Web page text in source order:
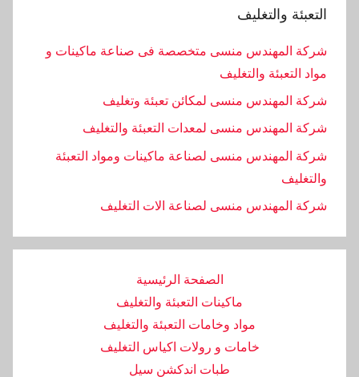
التعبئة والتغليف
شركة المهندس منسى متخصصة فى صناعة ماكينات و
مواد التعبئة والتغليف
شركة المهندس منسى لمكائن تعبئة وتغليف
شركة المهندس منسى لمعدات التعبئة والتغليف
شركة المهندس منسى لصناعة ماكينات ومواد التعبئة
والتغليف
‏شركة المهندس منسى لصناعة الات التغليف
الصفحة الرئيسية
ماكينات التعبئة والتغليف
مواد وخامات التعبئة والتغليف
خامات و رولات اكياس التغليف
طبات اندكشن سيل